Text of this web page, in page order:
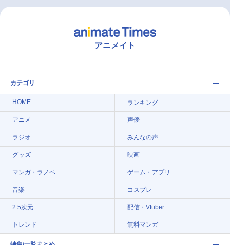
アニメイト
カテゴリ
HOME ランキング
アニメ 声優
ラジオ みんなの声
グッズ 映画
マンガ・ラノベ ゲーム・アプリ
音楽 コスプレ
2.5次元 配信・Vtuber
トレンド 無料マンガ